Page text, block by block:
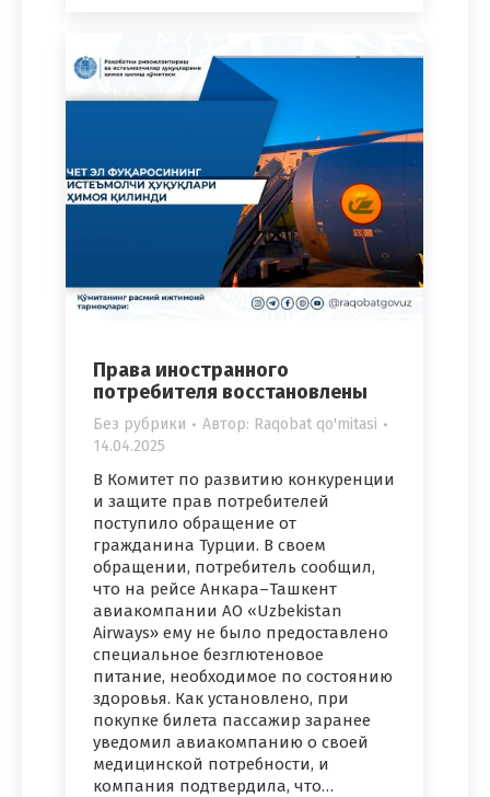
Права иностранного
потребителя восстановлены
Без рубрики Автор: Raqobat qo'mitasi
14.04.2025
В Комитет по развитию конкуренции
и защите прав потребителей
поступило обращение от
гражданина Турции. В своем
обращении, потребитель сообщил,
что на рейсе Анкара–Ташкент
авиакомпании АО «Uzbekistan
Airways» ему не было предоставлено
специальное безглютеновое
питание, необходимое по состоянию
здоровья. Как установлено, при
покупке билета пассажир заранее
уведомил авиакомпанию о своей
медицинской потребности, и
компания подтвердила, что…